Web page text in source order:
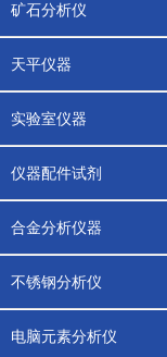
矿石分析仪
天平仪器
实验室仪器
仪器配件试剂
合金分析仪器
不锈钢分析仪
电脑元素分析仪